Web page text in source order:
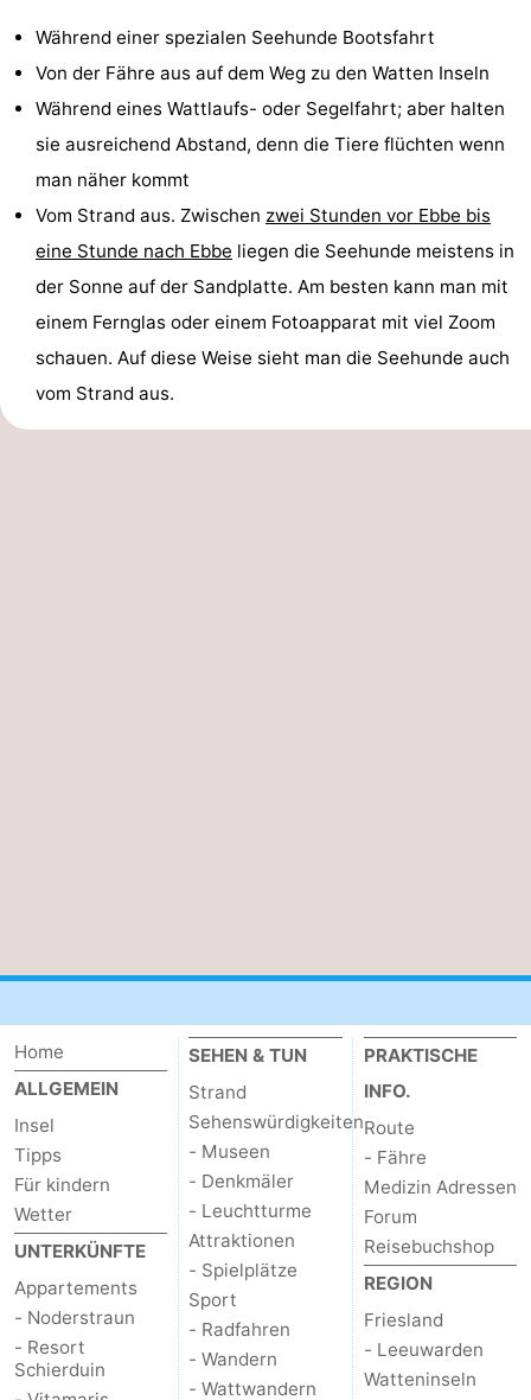
Während einer spezialen Seehunde Bootsfahrt
Von der Fähre aus auf dem Weg zu den Watten Inseln
Während eines Wattlaufs- oder Segelfahrt; aber halten
sie ausreichend Abstand, denn die Tiere flüchten wenn
man näher kommt
Vom Strand aus. Zwischen zwei Stunden vor Ebbe bis
eine Stunde nach Ebbe liegen die Seehunde meistens in
der Sonne auf der Sandplatte. Am besten kann man mit
einem Fernglas oder einem Fotoapparat mit viel Zoom
schauen. Auf diese Weise sieht man die Seehunde auch
vom Strand aus.
Home
ALLGEMEIN
Insel
Tipps
Für kindern
Wetter
UNTERKÜNFTE
Appartements
- Noderstraun
- Resort
Schierduin
SEHEN & TUN
Strand
Sehenswürdigkeiten
- Museen
- Denkmäler
- Leuchtturme
Attraktionen
- Spielplätze
Sport
- Radfahren
- Wandern
- Wattwandern
PRAKTISCHE
INFO.
Route
- Fähre
Medizin Adressen
Forum
Reisebuchshop
REGION
Friesland
- Leeuwarden
Watteninseln